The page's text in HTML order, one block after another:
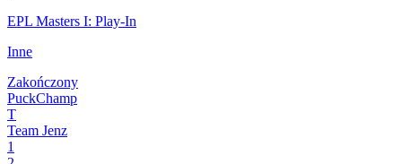
EPL Masters I: Play-In
Inne
Zakończony
PuckChamp
T
Team Jenz
1